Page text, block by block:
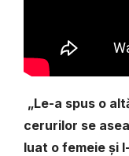
„Le-a spus o
cerurilor se
luat o femeie și